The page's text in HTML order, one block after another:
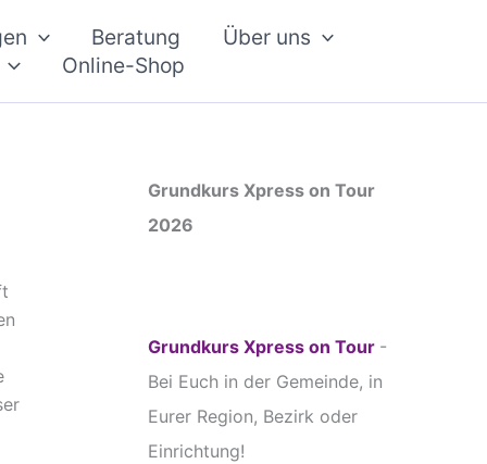
Beratung
Über uns
Online-Shop
Grundkurs Xpress on Tour
2026
Grundkurs Xpress on Tour -
Bei Euch in der Gemeinde, in
Eurer Region, Bezirk oder
Einrichtung!